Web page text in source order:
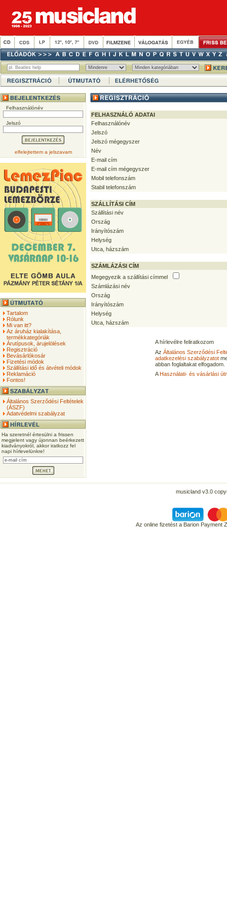
Felhasználónév
Jelszó
elfelejtettem a jelszavam
Tartalom
Rólunk
Mi van itt?
Az áruház kialakítása,
termékkategóriák
Árutípusok, árujelölések
Regisztráció
Bevásárlókosár
Fizetési módok
Szállítási idő és átvételi módok
Reklamáció
Fontos!
Általános Szerződési Feltételek
(ÁSZF)
Adatvédelmi szabályzat
Ha szeretnél értesülni a frissen
megjelent vagy újonnan beérkezett
kiadványokról, akkor iratkozz fel
napi hírlevelünkre!
FELHASZNÁLÓ ADATAI
Felhasználónév
Jelszó
Jelszó mégegyszer
Név
E-mail cím
E-mail cím mégegyszer
Mobil telefonszám
Stabil telefonszám
SZÁLLÍTÁSI CÍM
Szállítási név
Ország
Irányítószám
Helység
Utca, házszám
SZÁMLÁZÁSI CÍM
Megegyezik a szállítási címmel
Számlázási név
Ország
Irányítószám
Helység
Utca, házszám
A hírlevélre feliratkozom
Az Általános Szerződési
adatkezelési szabályzatot
abban foglaltakat elfogadom.
AHasználati- és vásárlási
musicland v3.0
Az online fizetést a Barion Payment